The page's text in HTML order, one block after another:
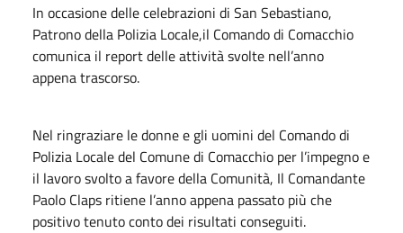
In occasione delle celebrazioni di San Sebastiano,
Patrono della Polizia Locale,il Comando di Comacchio
comunica il report delle attività svolte nell’anno
appena trascorso.
Nel ringraziare le donne e gli uomini del Comando di
Polizia Locale del Comune di Comacchio per l’impegno e
il lavoro svolto a favore della Comunità, Il Comandante
Paolo Claps ritiene l’anno appena passato più che
positivo tenuto conto dei risultati conseguiti.